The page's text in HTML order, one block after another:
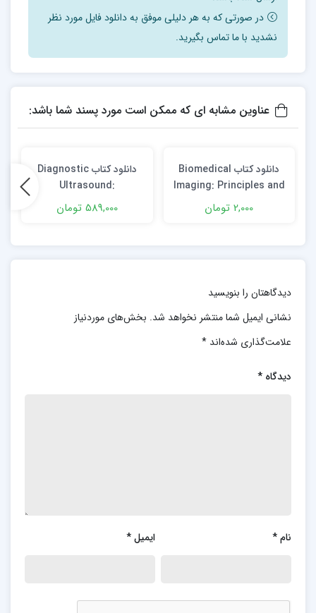
در صورتی که به هر دلیلی موفق به دانلود فایل مورد نظر
نشدید با ما تماس بگیرید.
عناوین مشابه ای که ممکن است مورد پسند شما باشد:
دانلود کتاب Biomedical
Imaging: Principles and
Advancements 1st
Edition
2,000 تومان
دانلود کتاب Diagnostic
Ultrasound:
Musculoskeletal 3rd
Edition
589,000 تومان
دیدگاهتان را بنویسید
نشانی ایمیل شما منتشر نخواهد شد. بخش‌های موردنیاز
علامت‌گذاری شده‌اند *
دیدگاه *
نام* ایمیل*